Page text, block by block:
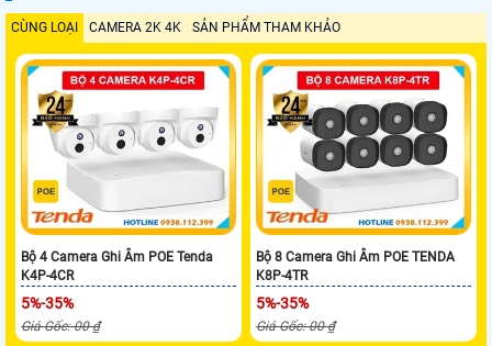
CÙNG LOẠI CAMERA 2K 4K SẢN PHẨM THAM KHẢO
Bộ 4 Camera Ghi Âm POE Tenda
K4P-4CR
5%-35%
Giá Gốc: 00 ₫
Bộ 8 Camera Ghi Âm POE TENDA
K8P-4TR
5%-35%
Giá Gốc: 00 ₫